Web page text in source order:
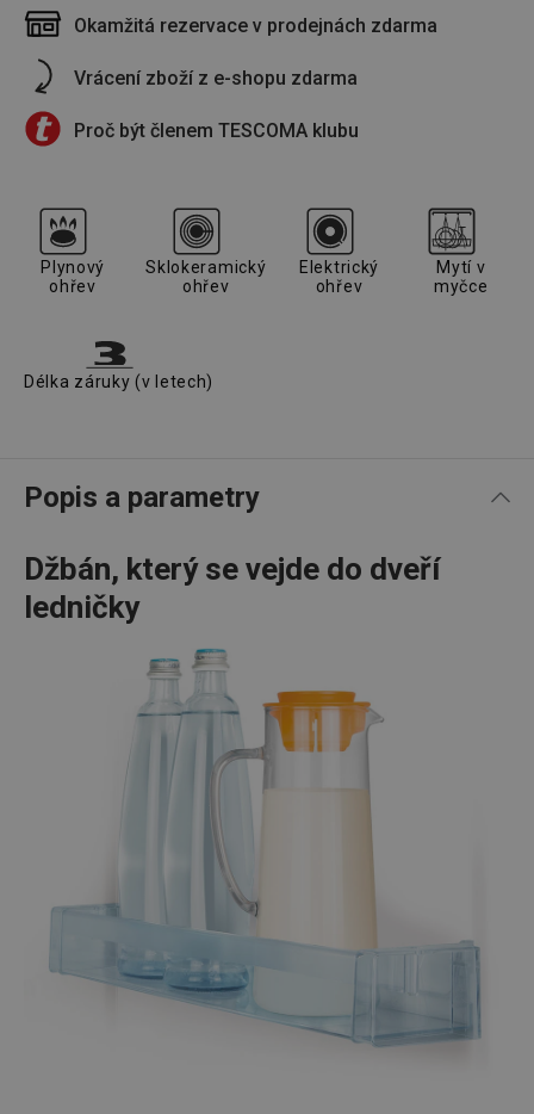
Okamžitá rezervace v prodejnách zdarma
Vrácení zboží z e-shopu zdarma
Proč být členem TESCOMA klubu
Plynový
ohřev
Sklokeramický
ohřev
Elektrický
ohřev
Mytí v
myčce
Délka záruky (v letech)
Popis a parametry
Džbán, který se vejde do dveří
ledničky